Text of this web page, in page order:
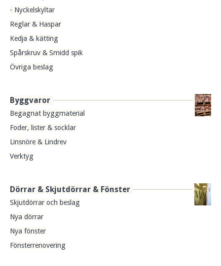
- Nyckelskyltar
Reglar & Haspar
Kedja & kätting
Spårskruv & Smidd spik
Övriga beslag
Byggvaror
Begagnat byggmaterial
Foder, lister & socklar
Linsnöre & Lindrev
Verktyg
Dörrar & Skjutdörrar & Fönster
Skjutdörrar och beslag
Nya dörrar
Nya fönster
Fönsterrenovering